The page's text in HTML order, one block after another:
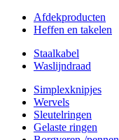
Afdekproducten
Heffen en takelen
Staalkabel
Waslijndraad
Simplexknipjes
Wervels
Sleutelringen
Gelaste ringen